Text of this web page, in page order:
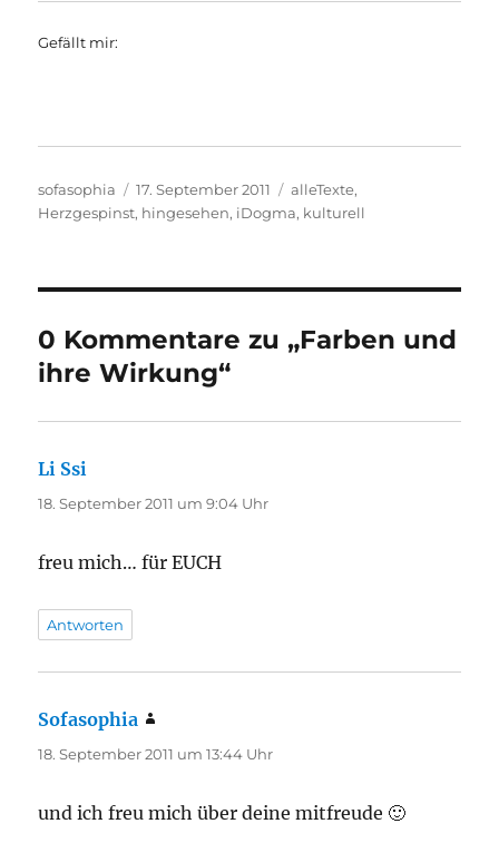
Gefällt mir:
Autor
sofasophia
Veröffentlicht
am
17. September 2011 Kategorien
alleTexte,
Herzgespinst, hingesehen, iDogma, kulturell
0 Kommentare zu „Farben und
ihre Wirkung“
Li Ssi
18. September 2011 um 9:04 Uhr
freu mich… für EUCH
Antworten
Sofasophia
18. September 2011 um 13:44 Uhr
und ich freu mich über deine mitfreude 🙂